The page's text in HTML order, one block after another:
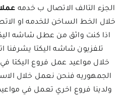
الجزء التالف الاتصال ب خدمه
خلال الخط الساخن للخدمه او
اذا كنت واثق من عطل شاشه
تلفزيون شاشه اليكتا
خلال مواعيد عمل فروع اليكتا
الجمهوريه فنحن نعمل خلال
ولدينا فروع اخري تعمل في